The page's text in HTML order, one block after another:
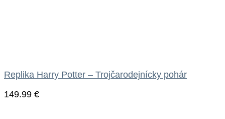
Replika Harry Potter – Trojčarodejnícky pohár
149.99 €